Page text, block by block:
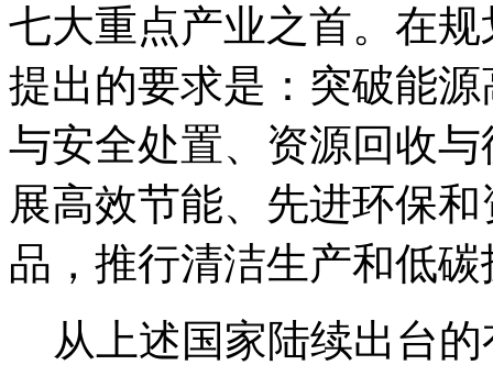
七大重点产业之首。在
提出的要求是：突破能
与安全处置、资源回收
展高效节能、先进环保
品，推行清洁生产和低
从上述国家陆续出台的